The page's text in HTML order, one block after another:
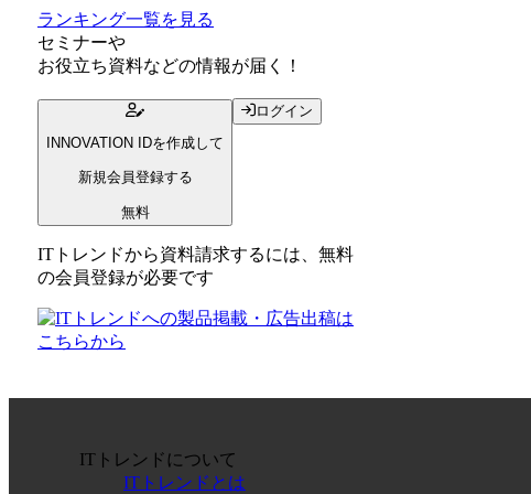
ランキング一覧を見る
セミナーや
お役立ち資料などの情報が届く！
INNOVATION IDを作成して
新規会員登録する
無料
ログイン
ITトレンドから資料請求するには、無料
の会員登録が必要です
ITトレンドについて
ITトレンドとは